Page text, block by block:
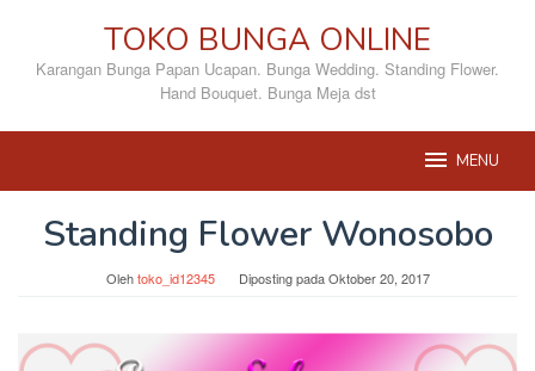
konten
TOKO BUNGA ONLINE
Karangan Bunga Papan Ucapan. Bunga Wedding. Standing Flower.
Hand Bouquet. Bunga Meja dst
MENU
Standing Flower Wonosobo
Olehtoko_id12345 Diposting padaOktober 20, 2017